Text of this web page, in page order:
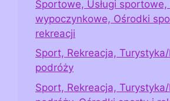
Sportowe, Usługi sportowe,
wypoczynkowe, Ośrodki
rekreacji
Sport, Rekreacja,
podróży
Sport, Rekreacja,